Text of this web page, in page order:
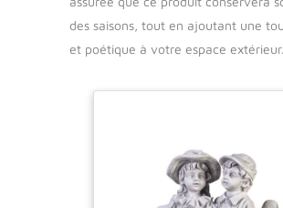
des saisons, tout en ajoutant une
et poétique à votre espace extérieur.